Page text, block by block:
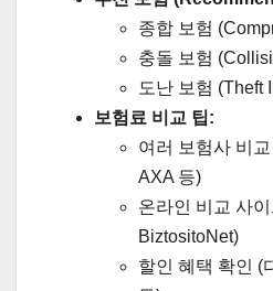
종합 보험
충돌 보험
도난 보험 (Theft
보험료 비교 팁:
여러 보험사 비
AXA 등)
온라인 비교 사
BiztositoNet)
할인 혜택 확인 (